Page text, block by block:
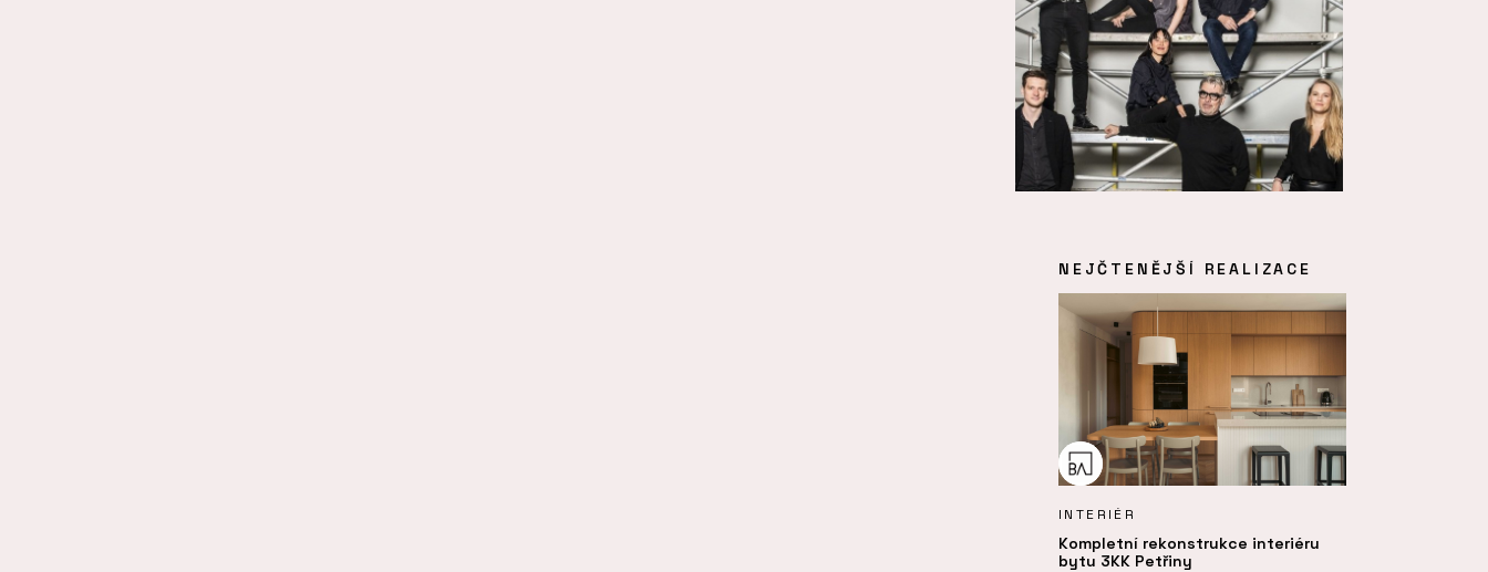
NEJČTENĚJŠÍ REALIZACE
INTERIÉR
Kompletní rekonstrukce interiéru
bytu 3KK Petřiny